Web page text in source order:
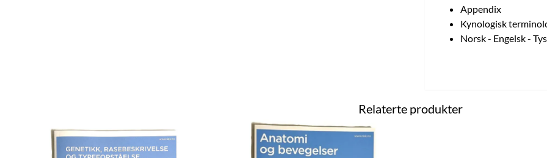
Appendix
Kynologisk
Norsk - Engelsk -
Relaterte produkter